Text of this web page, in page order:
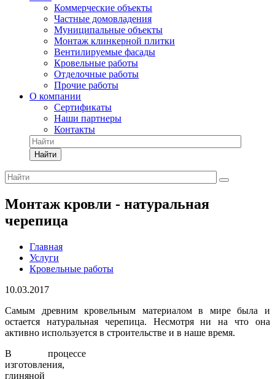
Коммерческие объекты
Частные домовладения
Муниципальные объекты
Монтаж клинкерной плитки
Вентилируемые фасады
Кровельные работы
Отделочные работы
Прочие работы
О компании
Сертификаты
Наши партнеры
Контакты
Найти
Монтаж кровли - натуральная
черепица
Главная
Услуги
Кровельные работы
10.03.2017
Самым древним кровельным материалом в мире была и
остается натуральная черепица. Несмотря ни на что она
активно используется в строительстве и в наше время.
В процессе
изготовления,
глиняной